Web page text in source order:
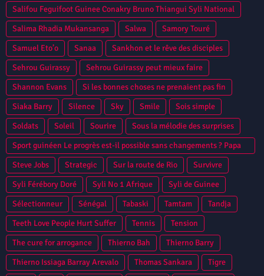
Salifou Feguifoot Guinee Conakry Bruno Thiangui Syli National
Salima Rhadia Mukansanga
Salwa
Samory Touré
Samuel Eto’o
Sanaa
Sankhon et le rêve des disciples
Sehrou Guirassy
Sehrou Guirassy peut mieux faire
Shannon Evans
Si les bonnes choses ne prenaient pas fin
Siaka Barry
Silence Sky Smile
Sois simple
Soldats
Soleil Sourire
Sous la mélodie des surprises
Sport guinéen Le progrès est-il possible sans changements ? Papa
Camara
Steve Jobs Strategic Sur la route de Rio
Survivre
Syli Férébory Doré
Syli No 1 Afrique
Syli de Guinee
Sélectionneur
Sénégal Tabaski Tamtam
Tandja
Teeth Love People Hurt Suffer
Tennis
Tension
The cure for arrogance
Thierno Bah
Thierno Barry
Thierno Issiaga Barray Arevalo
Thomas Sankara
Tigre